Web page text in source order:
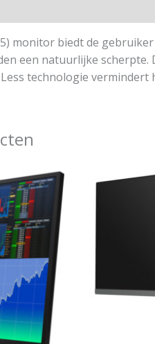
monitor biedt de
een natuurlijke
technologie